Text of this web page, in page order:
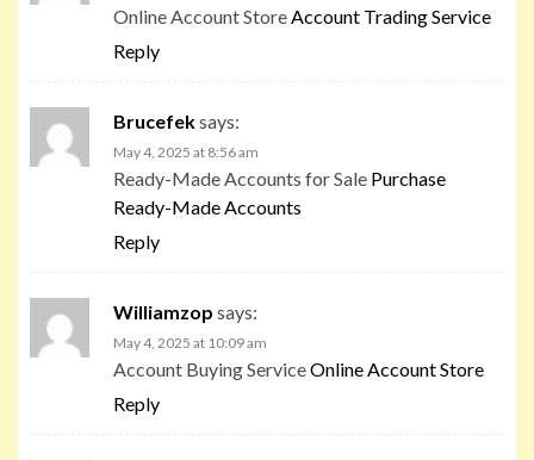
Online Account Store Account Trading Service
Reply
Brucefeksays:
May 4, 2025 at 8:56 am
Ready-Made Accounts for Sale Purchase
Ready-Made Accounts
Reply
Williamzop says:
May 4, 2025 at 10:09 am
Account Buying ServiceOnline Account Store
Reply